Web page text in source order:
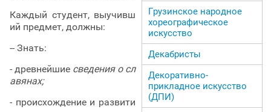
Каждый студент, выучивш
ий предмет, должны:
-- Знать:
- древнейшие сведения о сл
авянах;
- происхождение и развити
Грузинское народное
хореографическое
искусство
Декабристы
Декоративно-
прикладное искусство
(ДПИ)